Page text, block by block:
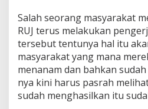
Salah seorang masyarakat
RUJ terus melakukan
tersebut tentunya hal itu
masyarakat yang mana
menanam dan bahkan
nya kini harus pasrah
sudah menghasilkan itu